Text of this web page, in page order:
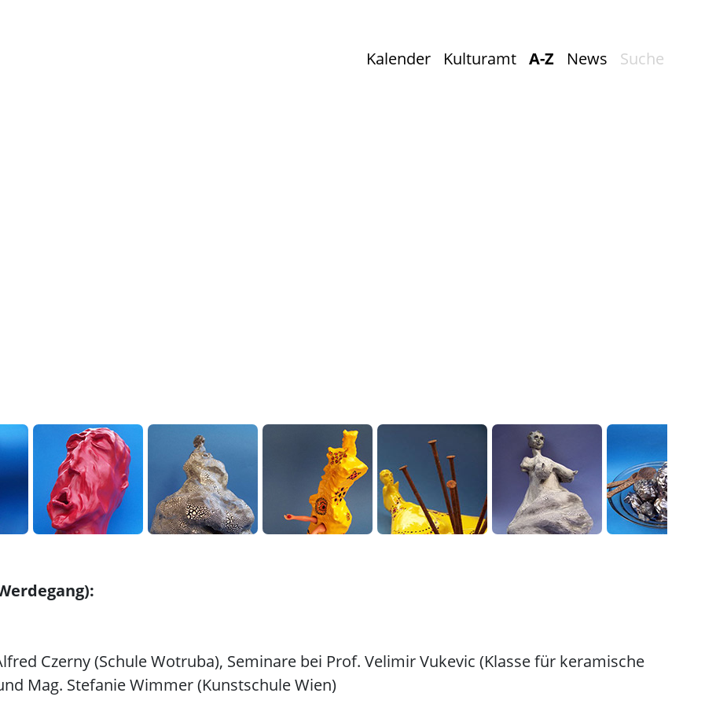
Kalender Kulturamt A-Z News Suche
Czerny (Schule Wotruba), Seminare bei Prof. Velimir Vukevic (Klasse für keramische
Mag. Stefanie Wimmer (Kunstschule Wien)